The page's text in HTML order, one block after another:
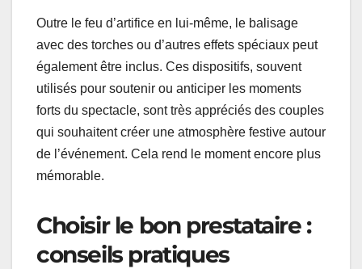
Outre le feu d’artifice en lui-même, le balisage
avec des torches ou d’autres effets spéciaux peut
également être inclus. Ces dispositifs, souvent
utilisés pour soutenir ou anticiper les moments
forts du spectacle, sont très appréciés des couples
qui souhaitent créer une atmosphère festive autour
de l’événement. Cela rend le moment encore plus
mémorable.
Choisir le bon prestataire :
conseils pratiques